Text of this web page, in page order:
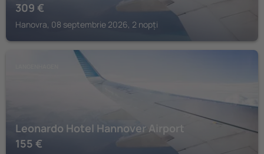
309 €
Hanovra, 08 septembrie 2026, 2 nopți
Leonardo Hotel Hannover Airport
155 €